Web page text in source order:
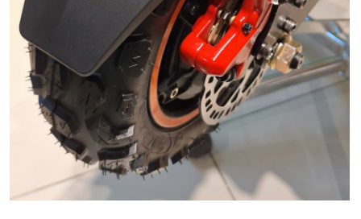
Подножка